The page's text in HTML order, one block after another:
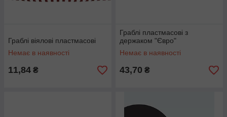
Граблі віялові пластмасові
Немає в наявності
11,84 ₴
Граблі пластмасові з
держаком "Євро"
Немає в наявності
43,70 ₴